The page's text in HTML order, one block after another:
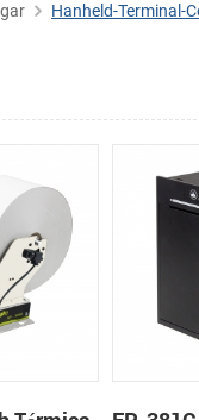
Hanheld-Terminal-